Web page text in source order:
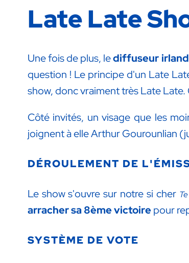
Late Late
Une fois de plus, lediffuseur
question ! Le principe d'un Late
show, donc vraiment très Late Late.
Côté invités, un visage que les
joignent à elle Arthur Gourounlian
DÉROULEMENT DE
Le show s'ouvre sur notre si cher
arracher sa 8ème victoire pour
SYSTÈME DE VOTE